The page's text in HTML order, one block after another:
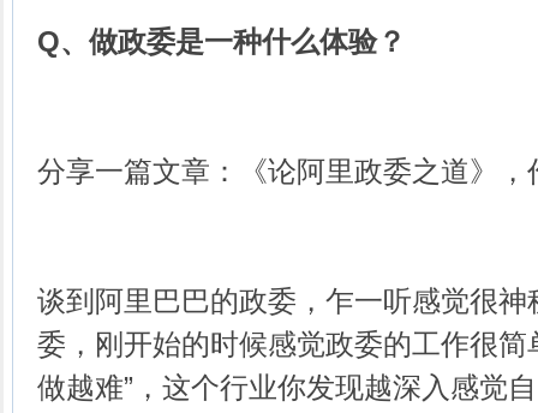
Q、 做政委是一种什么体验？
分享一篇文章：《论阿里政委之道》
谈到阿里巴巴的政委，乍一听感觉很
委，刚开始的时候感觉政委的工作很简
做越难”，这个行业你发现越深入感觉